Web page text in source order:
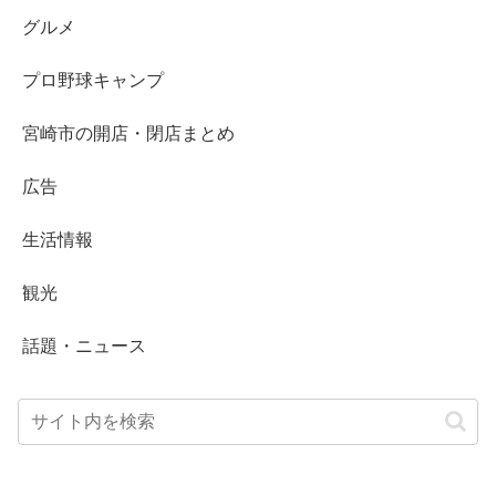
グルメ
プロ野球キャンプ
宮崎市の開店・閉店まとめ
広告
生活情報
観光
話題・ニュース